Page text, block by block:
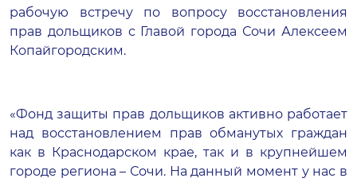
рабочую встречу по вопросу восстановления
прав дольщиков с Главой города Сочи Алексеем
Копайгородским.
«Фонд защиты прав дольщиков активно работает
над восстановлением прав обманутых граждан
как в Краснодарском крае, так и в крупнейшем
городе региона – Сочи. На данный момент у нас в